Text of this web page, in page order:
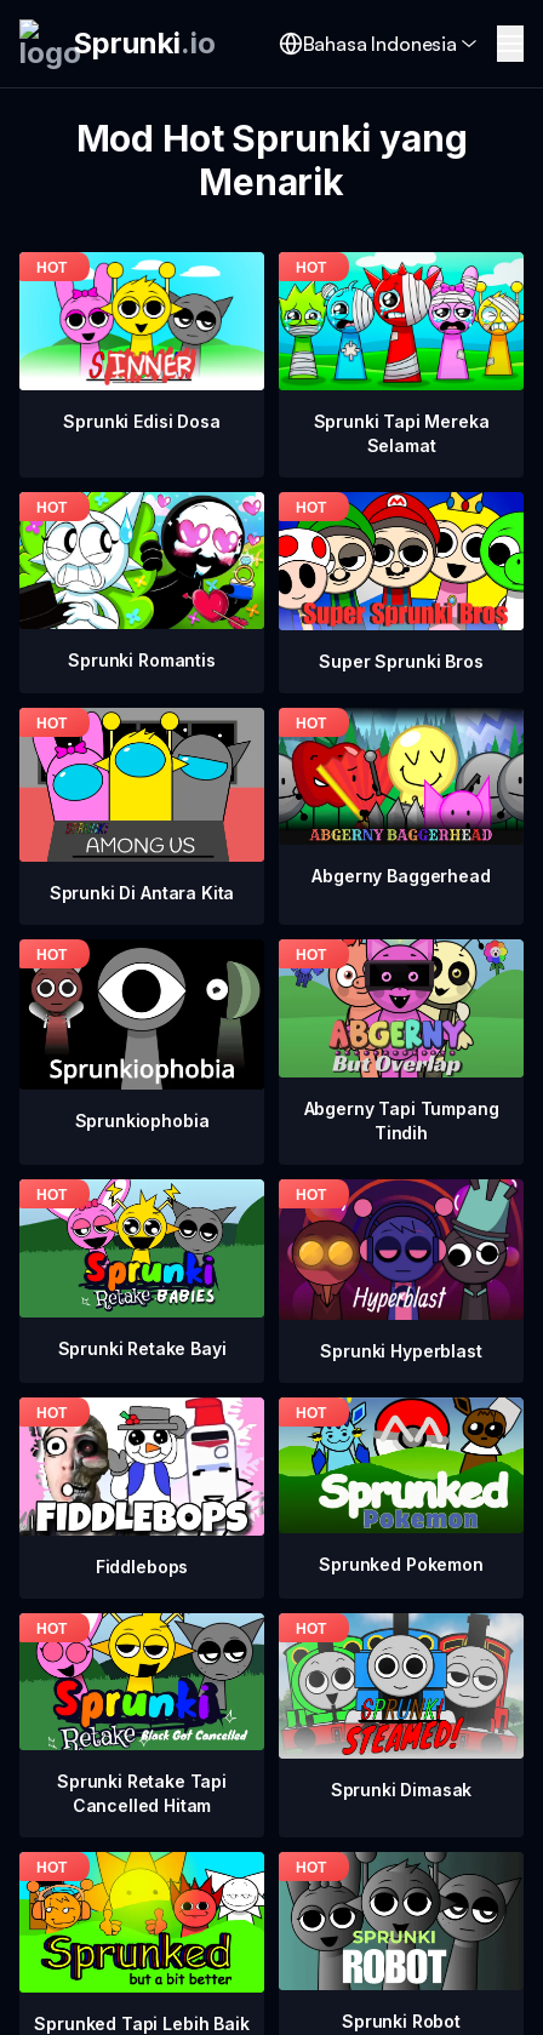
Sprunki.io Bahasa Indonesia
Mod Hot Sprunki yang
Menarik
Sprunki Edisi Dosa
Sprunki Tapi Mereka
Selamat
Sprunki Romantis Super Sprunki Bros
Sprunki Di Antara Kita
Abgerny Baggerhead
Sprunkiophobia
Abgerny Tapi Tumpang
Tindih
Sprunki Retake Bayi Sprunki Hyperblast
Fiddlebops Sprunked Pokemon
Sprunki Retake Tapi
Cancelled Hitam
Sprunki Dimasak
Sprunked Tapi Lebih Baik
Sprunki Robot